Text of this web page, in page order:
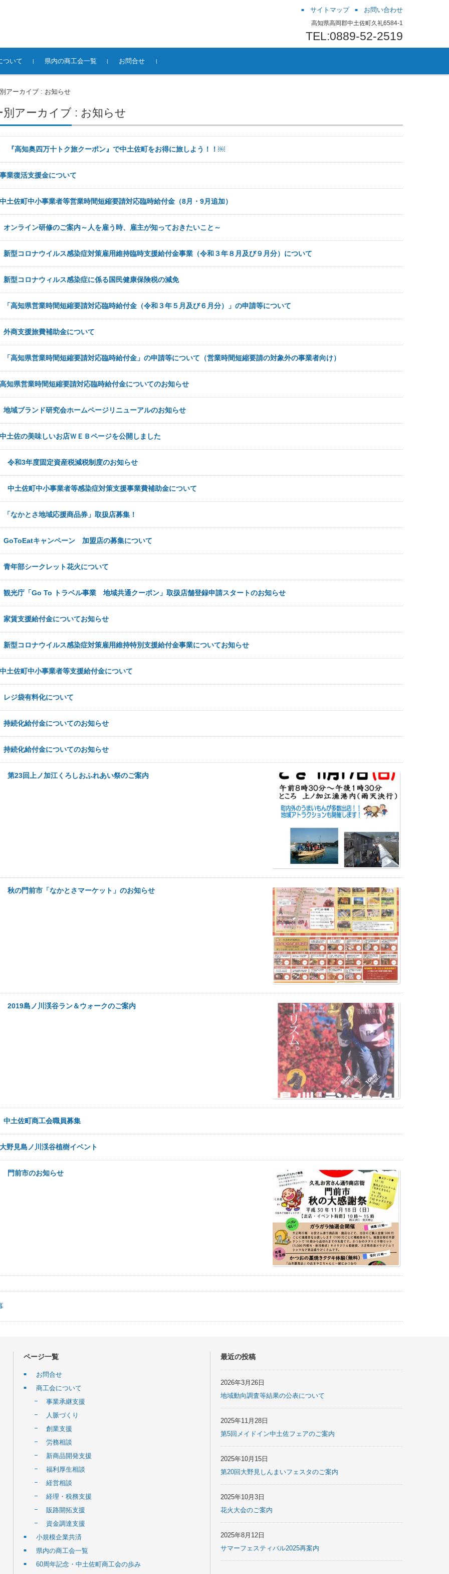
サイトマップ お問い合わせ
高知県高岡郡中土佐町久礼6584-1
TEL:0889-52-2519
ついて 県内の商工会一覧 お問合せ
アーカイブ : お知らせ
別アーカイブ : お知らせ
『高知奥四万十トク旅クーポン』で中土佐町をお得に旅しよう！！￼
事業復活支援金について
中土佐町中小事業者等営業時間短縮要請対応臨時給付金（8月・9月追加）
オンライン研修のご案内～人を雇う時、雇主が知っておきたいこと～
新型コロナウイルス感染症対策雇用維持臨時支援給付金事業（令和３年８月及び９月分）について
新型コロナウィルス感染症に係る国民健康保険税の減免
「高知県営業時間短縮要請対応臨時給付金（令和３年５月及び６月分）」の申請等について
外商支援旅費補助金について
「高知県営業時間短縮要請対応臨時給付金」の申請等について（営業時間短縮要請の対象外の事業者向け）
高知県営業時間短縮要請対応臨時給付金についてのお知らせ
地域ブランド研究会ホームページリニューアルのお知らせ
中土佐の美味しいお店ＷＥＢページを公開しました
令和3年度固定資産税減税制度のお知らせ
中土佐町中小事業者等感染症対策支援事業費補助金について
「なかとさ地域応援商品券」取扱店募集！
GoToEatキャンペーン 加盟店の募集について
青年部シークレット花火について
観光庁「Go To トラベル事業 地域共通クーポン」取扱店舗登録申請スタートのお知らせ
家賃支援給付金についてお知らせ
新型コロナウイルス感染症対策雇用維持特別支援給付金事業についてお知らせ
中土佐町中小事業者等支援給付金について
レジ袋有料化について
持続化給付金についてのお知らせ
持続化給付金についてのお知らせ
第23回上ノ加江くろしおふれあい祭のご案内
秋の門前市「なかとさマーケット」のお知らせ
2019島ノ川渓谷ラン＆ウォークのご案内
中土佐町商工会職員募集
大野見島ノ川渓谷植樹イベント
門前市のお知らせ
ページ一覧
お問合せ
商工会について
事業承継支援
人脈づくり
創業支援
労務相談
新商品開発支援
福利厚生相談
経営相談
経理・税務支援
販路開拓支援
資金調達支援
小規模企業共済
県内の商工会一覧
60周年記念・中土佐町商工会の歩み
最近の投稿
2026年3月26日
地域動向調査等結果の公表について
2025年11月28日
第5回メイドイン中土佐フェアのご案内
2025年10月15日
第20回大野見しんまいフェスタのご案内
2025年10月3日
花火大会のご案内
2025年8月12日
サマーフェスティバル2025再案内